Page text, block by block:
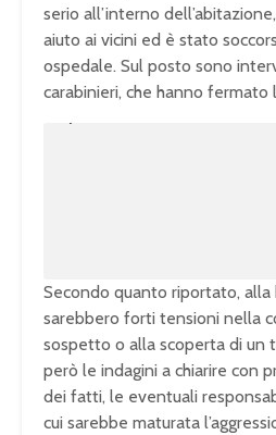
serio all’interno
aiuto ai vicini ed è stato
ospedale. Sul posto sono
carabinieri, che hanno fermato
Secondo quanto riportato, alla
sarebbero forti tensioni nella
sospetto o alla scoperta di un
però le indagini a chiarire con
dei fatti, le eventuali
cui sarebbe maturata